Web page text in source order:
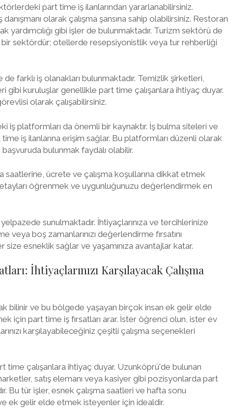
part time iş ilanlarından yararlanabilirsiniz.
olarak çalışma şansına sahip olabilirsiniz. Restoran
gibi işler de bulunmaktadır. Turizm sektörü de
bir sektördür; otellerde resepsiyonistlik veya tur rehberliği
farklı iş olanakları bulunmaktadır. Temizlik şirketleri,
gibi kuruluşlar genellikle part time çalışanlara ihtiyaç duyar.
olarak çalışabilirsiniz.
iş platformları da önemli bir kaynaktır. İş bulma siteleri ve
iş ilanlarına erişim sağlar. Bu platformları düzenli olarak
bulunmak faydalı olabilir.
saatlerine, ücrete ve çalışma koşullarına dikkat etmek
öğrenmek ve uygunluğunuzu değerlendirmek en
sunulmaktadır. İhtiyaçlarınıza ve tercihlerinize
veya boş zamanlarınızı değerlendirme fırsatını
esneklik sağlar ve yaşamınıza avantajlar katar.
İhtiyaçlarınızı Karşılayacak Çalışma
bilinir ve bu bölgede yaşayan birçok insan ek gelir elde
için part time iş fırsatları arar. İster öğrenci olun, ister ev
karşılayabileceğiniz çeşitli çalışma seçenekleri
çalışanlara ihtiyaç duyar. Uzunköprü'de bulunan
satış elemanı veya kasiyer gibi pozisyonlarda part
Bu tür işler, esnek çalışma saatleri ve hafta sonu
ek gelir elde etmek isteyenler için idealdir.